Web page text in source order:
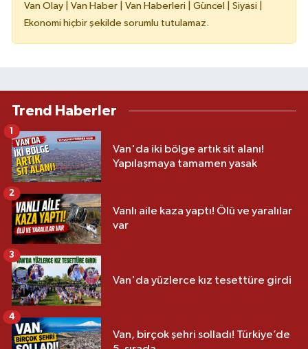
Van Olay | Van Haber | Van Haberleri | Güncel | Siyasi |
Ekonomi hiçbir şekilde sorumlu tutulamaz.
Trend Haberler
Van'da iki bölge artık sit alanı!
Yapılaşmaya tamamen yasak
1
Vanlı aile kaza yaptı! Ölü ve yaralılar
var
2
Van'da yüzlerce kız tesettüre girdi
3
Van, birçok şehri solladı! Türkiye’de
4